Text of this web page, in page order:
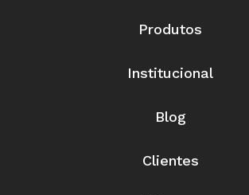
Produtos
Institucional
Blog
Clientes